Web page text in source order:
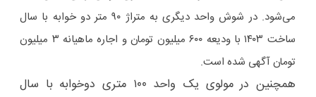
می‌شود. در شوش واحد دیگری به متراژ ۹۰ متر دو خوابه با سال
ساخت ۱۴۰۳ با ودیعه ۶۰۰ میلیون تومان و اجاره ماهیانه ۳ میلیون
تومان آگهی شده است.
همچنین در مولوی یک واحد ۱۰۰ متری دوخوابه با سال